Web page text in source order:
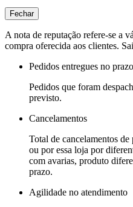
Fechar
A nota de reputação refere-se a
compra oferecida aos clientes.
Pedidos entregues no prazo
Pedidos que foram
previsto.
Cancelamentos
Total de cancelamentos
ou por essa loja por
com avarias, produto
prazo.
Agilidade no atendimento